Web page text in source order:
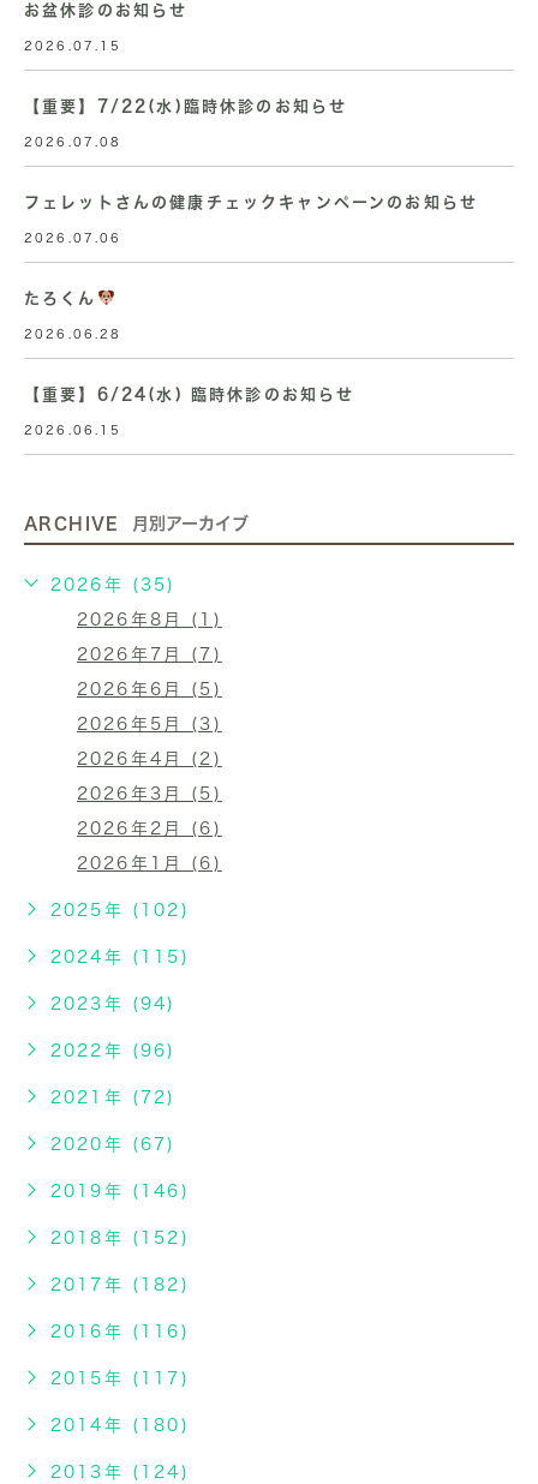
お盆休診のお知らせ
2026.07.15
【重要】7/22(水)臨時休診のお知らせ
2026.07.08
フェレットさんの健康チェックキャンペーンのお知らせ
2026.07.06
たろくん
2026.06.28
【重要】6/24(水) 臨時休診のお知らせ
2026.06.15
ARCHIVE 月別アーカイブ
2026年 (35)
2026年8月 (1)
2026年7月 (7)
2026年6月 (5)
2026年5月 (3)
2026年4月 (2)
2026年3月 (5)
2026年2月 (6)
2026年1月 (6)
2025年 (102)
2024年 (115)
2023年 (94)
2022年 (96)
2021年 (72)
2020年 (67)
2019年 (146)
2018年 (152)
2017年 (182)
2016年 (116)
2015年 (117)
2014年 (180)
2013年 (124)